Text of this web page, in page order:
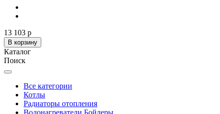
13 103 р
В корзину
Каталог
Поиск
Все категории
Котлы
Радиаторы отопления